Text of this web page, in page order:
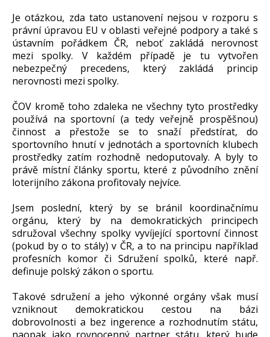
Je otázkou, zda tato ustanovení nejsou v rozporu s
právní úpravou EU v oblasti veřejné podpory a také s
ústavním pořádkem ČR, neboť zakládá nerovnost
mezi spolky. V každém případě je tu vytvořen
nebezpečný precedens, který zakládá princip
nerovnosti mezi spolky.
ČOV kromě toho zdaleka ne všechny tyto prostředky
používá na sportovní (a tedy veřejně prospěšnou)
činnost a přestože se to snaží předstírat, do
sportovního hnutí v jednotách a sportovních klubech
prostředky zatím rozhodně nedoputovaly. A byly to
právě místní články sportu, které z původního znění
loterijního zákona profitovaly nejvíce.
Jsem poslední, který by se bránil koordinačnímu
orgánu, který by na demokratických principech
sdružoval všechny spolky vyvíjející sportovní činnost
(pokud by o to stály) v ČR, a to na principu například
profesních komor či Sdružení spolků, které např.
definuje polský zákon o sportu.
Takové sdružení a jeho výkonné orgány však musí
vzniknout demokratickou cestou na bázi
dobrovolnosti a bez ingerence a rozhodnutím státu,